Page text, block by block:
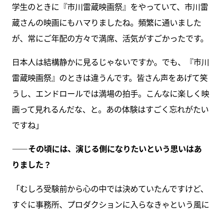
学生のときに『市川雷蔵映画祭』をやっていて、市川雷
蔵さんの映画にもハマりましたね。頻繁に通いました
が、常にご年配の方々で満席、活気がすごかったです。
日本人は結構静かに見るじゃないですか。でも、『市川
雷蔵映画祭』のときは違うんです。皆さん声をあげて笑
うし、エンドロールでは満場の拍手。こんなに楽しく映
画って見れるんだな、と。あの体験はすごく忘れがたい
ですね」
――その頃には、演じる側になりたいという思いはあ
りました？
「むしろ受験前から心の中では決めていたんですけど、
すぐに事務所、プロダクションに入らなきゃという風に